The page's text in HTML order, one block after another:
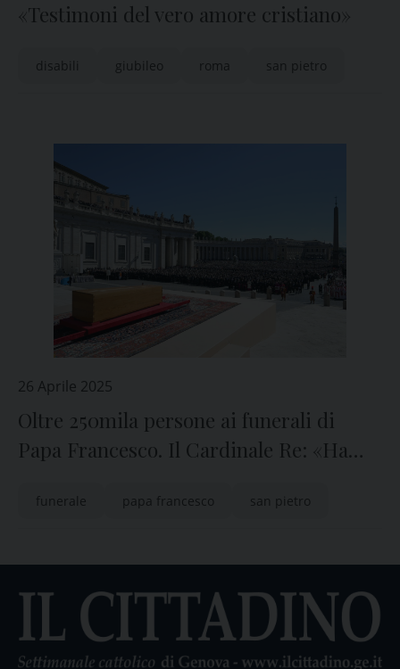
«Testimoni del vero amore cristiano»
disabili giubileo roma san pietro
26 Aprile 2025
Oltre 250mila persone ai funerali di
Papa Francesco. Il Cardinale Re: «Ha
la pace»
funerale papa francesco san pietro